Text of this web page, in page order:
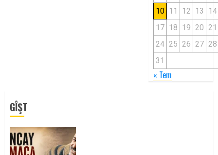
10 11 12 13
14
17 18 19 20 21
24 25 26 27 28
31
« Tem
GÎŞT